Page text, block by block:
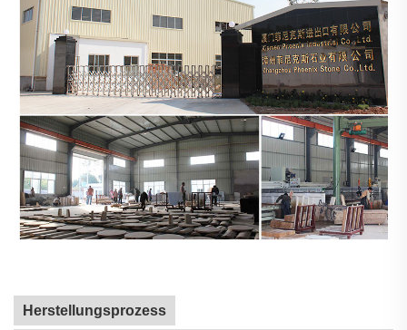
Herstellungsprozess